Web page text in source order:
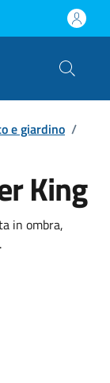
e giardino /
King
in ombra,